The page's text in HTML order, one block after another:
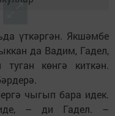
үткәргән. Якшәмбе
да Вадим, Гадел,
көнгә киткән.
чыгып бара идек.
– ди Гадел. –